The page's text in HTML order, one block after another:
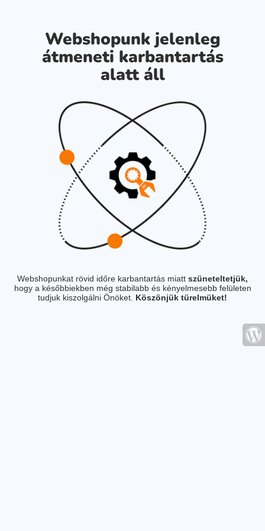
Webshopunk jelenleg
átmeneti karbantartás
alatt áll
Webshopunkat rövid időre karbantartás miatt szüneteltetjük,
hogy a későbbiekben még stabilabb és kényelmesebb felületen
tudjuk kiszolgálni Önöket. Köszönjük türelmüket!